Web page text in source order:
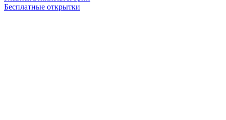
Бесплатные открытки